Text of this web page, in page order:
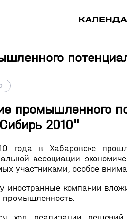
промышленного
2010"
года в Хабаровске
ассоциации
участниками, особое
иностранные компании
промышленность.